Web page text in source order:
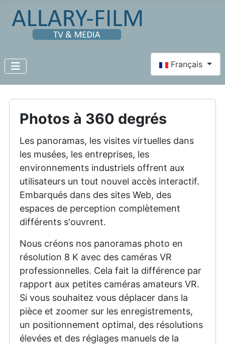
Select your
Français
Photos à 360 degrés
Les panoramas, les visites virtuelles dans
les musées, les entreprises, les
environnements industriels offrent aux
utilisateurs un tout nouvel accès interactif.
Embarqués dans des sites Web, des
espaces de perception complètement
différents s'ouvrent.
Nous créons nos panoramas photo en
résolution 8 K avec des caméras VR
professionnelles. Cela fait la différence par
rapport aux petites caméras amateurs VR.
Si vous souhaitez vous déplacer dans la
pièce et zoomer sur les enregistrements,
un positionnement optimal, des résolutions
élevées et des réglages manuels de la